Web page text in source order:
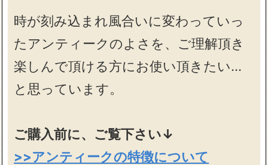
時が刻み込まれ風合いに変わっていっ
たアンティークのよさを、ご理解頂き
楽しんで頂ける方にお使い頂きたい…
と思っています。
ご購入前に、ご覧下さい↓
>>アンティークの特徴について